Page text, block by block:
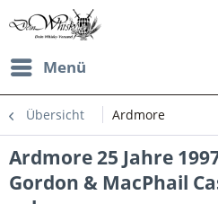
Menü
Übersicht Ardmore
Ardmore 25 Jahre
Gordon & MacPhail